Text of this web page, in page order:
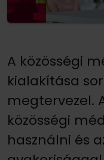
A közösségi
kialakítása
megtervezel.
közösségi
használni és